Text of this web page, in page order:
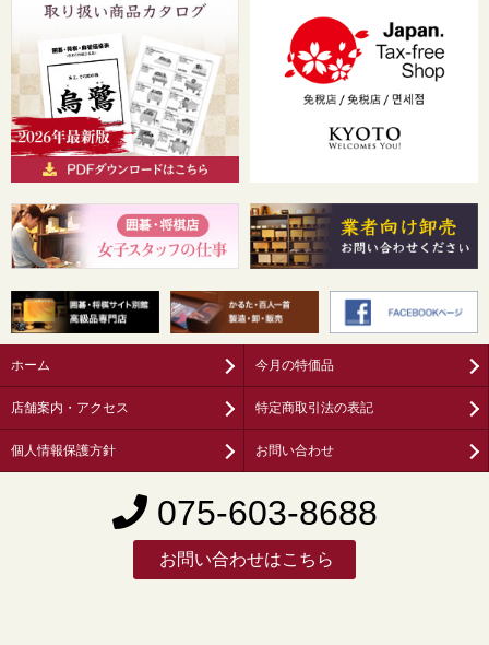
ホーム 今月の特価品
店舗案内・アクセス 特定商取引法の表記
個人情報保護方針 お問い合わせ
075-603-8688
お問い合わせはこちら